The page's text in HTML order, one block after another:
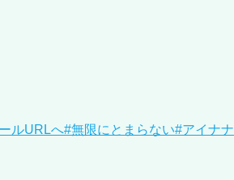
ルURLへ#無限にとまらない#アイナナ